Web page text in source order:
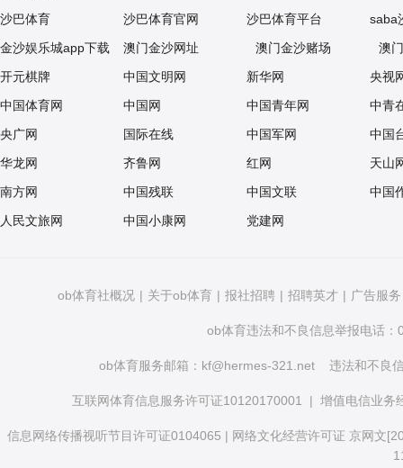
沙巴体育 沙巴体育官网 沙巴体育平台
saba
金沙娱乐城app下载
澳门金沙网址 澳门金沙赌场
澳
开元棋牌
中国文明网 新华网
央视
中国体育网
中国网 中国青年网
中青
央广网
国际在线 中国军网
中国
华龙网
齐鲁网 红网
天山
南方网
中国残联 中国文联
中国
人民文旅网
中国小康网 党建网
ob体育社概况 | 关于ob体育 | 报社招聘 | 招聘英才 | 广告服务
ob体育违法和不良信息举报电话
ob体育服务邮箱： kf@hermes-321.net 违法和不良
互联网体育信息服务许可证10120170001 | 增值电信业务
信息网络传播视听节目许可证0104065 | 网络文化经营许可证 京网文